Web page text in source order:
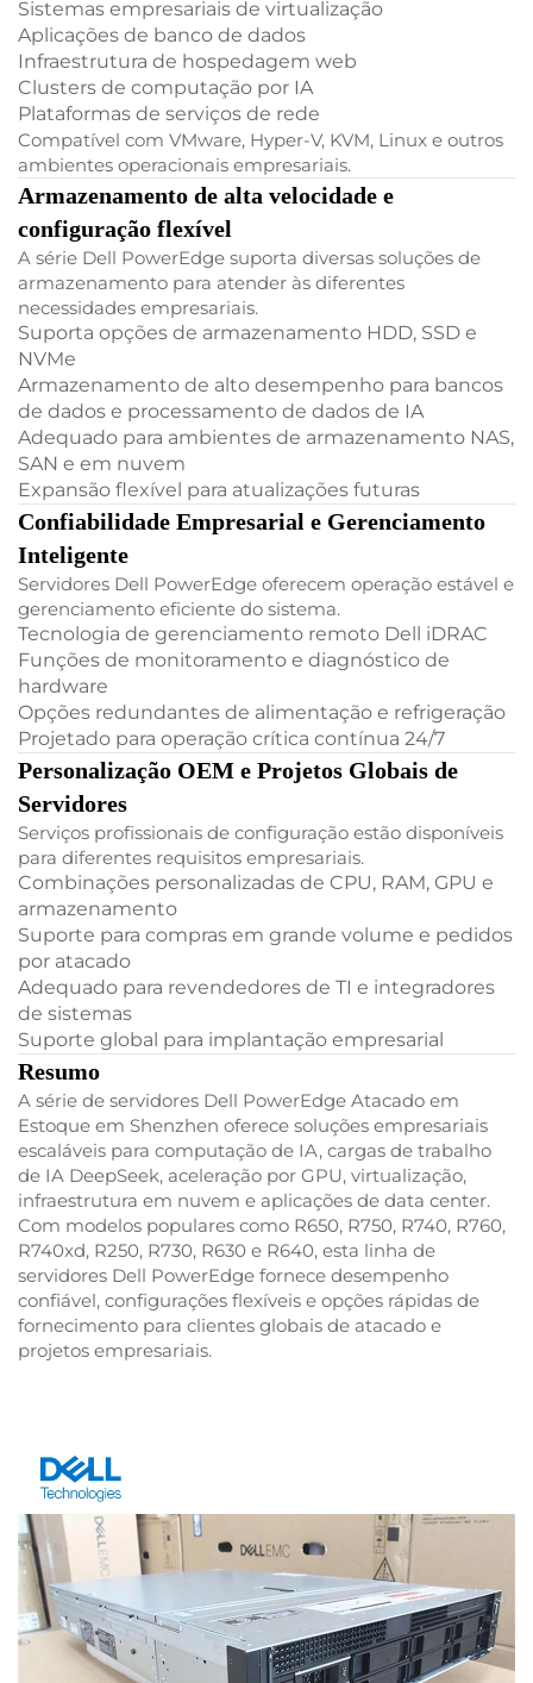
Sistemas empresariais de virtualização
Aplicações de banco de dados
Infraestrutura de hospedagem web
Clusters de computação por IA
Plataformas de serviços de rede
Compatível com VMware, Hyper-V, KVM, Linux e outros
ambientes operacionais empresariais.
Armazenamento de alta velocidade e
configuração flexível
A série Dell PowerEdge suporta diversas soluções de
armazenamento para atender às diferentes
necessidades empresariais.
Suporta opções de armazenamento HDD, SSD e
NVMe
Armazenamento de alto desempenho para bancos
de dados e processamento de dados de IA
Adequado para ambientes de armazenamento NAS,
SAN e em nuvem
Expansão flexível para atualizações futuras
Confiabilidade Empresarial e Gerenciamento
Inteligente
Servidores Dell PowerEdge oferecem operação estável e
gerenciamento eficiente do sistema.
Tecnologia de gerenciamento remoto Dell iDRAC
Funções de monitoramento e diagnóstico de
hardware
Opções redundantes de alimentação e refrigeração
Projetado para operação crítica contínua 24/7
Personalização OEM e Projetos Globais de
Servidores
Serviços profissionais de configuração estão disponíveis
para diferentes requisitos empresariais.
Combinações personalizadas de CPU, RAM, GPU e
armazenamento
Suporte para compras em grande volume e pedidos
por atacado
Adequado para revendedores de TI e integradores
de sistemas
Suporte global para implantação empresarial
Resumo
A série de servidores Dell PowerEdge Atacado em
Estoque em Shenzhen oferece soluções empresariais
escaláveis para computação de IA, cargas de trabalho
de IA DeepSeek, aceleração por GPU, virtualização,
infraestrutura em nuvem e aplicações de data center.
Com modelos populares como R650, R750, R740, R760,
R740xd, R250, R730, R630 e R640, esta linha de
servidores Dell PowerEdge fornece desempenho
confiável, configurações flexíveis e opções rápidas de
fornecimento para clientes globais de atacado e
projetos empresariais.